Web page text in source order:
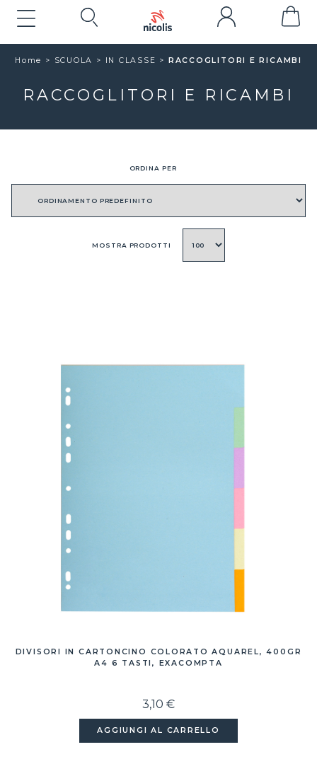
Home > SCUOLA > IN CLASSE > RACCOGLITORI E RICAMBI
RACCOGLITORI E RICAMBI
ORDINA PER
MOSTRA PRODOTTI
DIVISORI IN CARTONCINO COLORATO AQUAREL, 400GR
A4 6 TASTI, EXACOMPTA
3,10 €
AGGIUNGI AL CARRELLO